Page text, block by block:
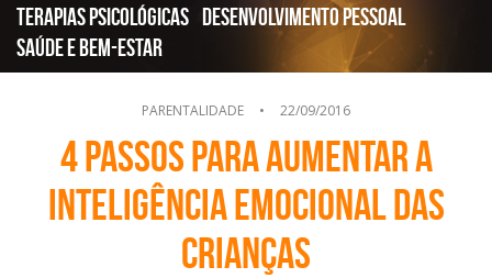
Terapias Psicológicas Desenvolvimento Pessoal
Saúde e Bem-Estar
PARENTALIDADE • 22/09/2016
4 passos para aumentar a
inteligência emocional das
crianças